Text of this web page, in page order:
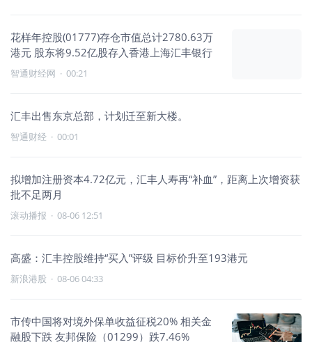
花样年控股(01777)存仓市值总计2780.63万
港元 股东将9.52亿股存入香港上海汇丰银行
智通财经网 · 00:21
汇丰出售东京总部，计划迁至新大楼。
智通财经 · 00:01
拟增加注册资本4.72亿元，汇丰人寿再“补血”，距离上次增资获
批不足两月
滚动播报 · 08-06 12:51
高盛：汇丰控股维持“买入”评级 目标价升至193港元
新浪港股 · 08-06 04:33
市传中国将对境外保单收益征税20% 相关金
融股下跌 友邦保险（01299）跌7.46%